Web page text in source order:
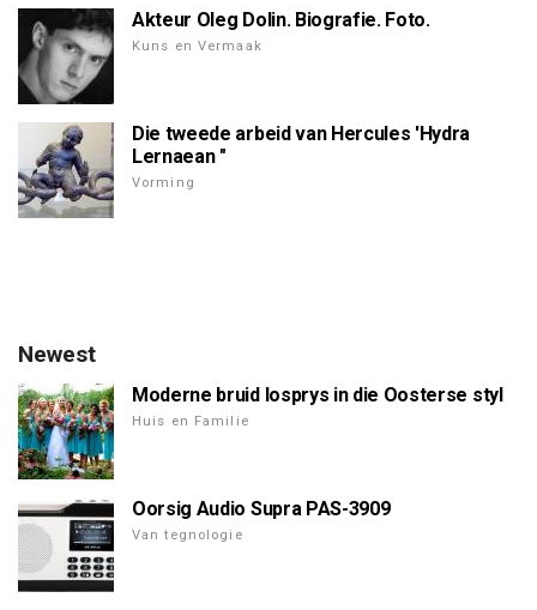
Akteur Oleg Dolin. Biografie. Foto.
Kuns en Vermaak
Die tweede arbeid van Hercules 'Hydra
Lernaean "
Vorming
Newest
Moderne bruid losprys in die Oosterse styl
Huis en Familie
Oorsig Audio Supra PAS-3909
Van tegnologie